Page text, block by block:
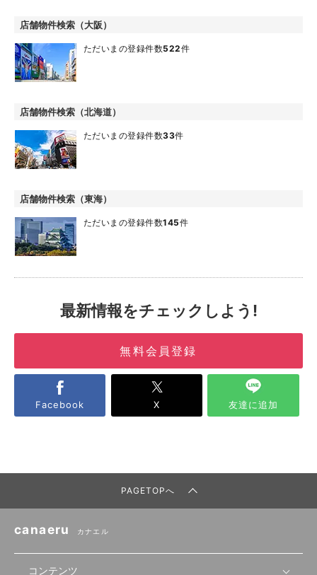
店舗物件検索（大阪）
ただいまの登録件数522件
店舗物件検索（北海道）
ただいまの登録件数33件
店舗物件検索（東海）
ただいまの登録件数145件
最新情報をチェックしよう!
無料会員登録
Facebook X 友達に追加
PAGETOPへ
canaeru カナエル
コンテンツ